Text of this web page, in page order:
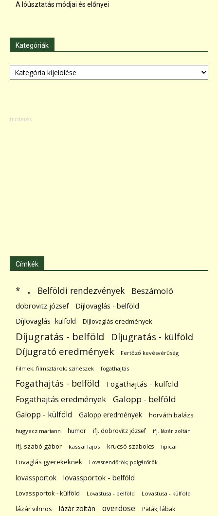
A lóúsztatás módjai és előnyei
Kategóriák
Kategóriák
Címkék
* . Belföldi rendezvények Beszámoló
dobrovitz józsef
Díjlovaglás - belföld
Díjlovaglás- külföld
Díjlovaglás eredmények
Díjugratás - belföld Díjugratás - külföld
Díjugrató eredmények Fertőző kevésvérűség
Filmek; filmsztárok; színészek fogathajtás
Fogathajtás - belföld Fogathajtás - külföld
Fogathajtás eredmények Galopp - belföld
Galopp - külföld Galopp eredmények horváth balázs
hugyecz mariann humor ifj. dobrovitz józsef ifj. lázár zoltán
ifj. szabó gábor kassai lajos krucsó szabolcs lipicai
Lovaglás gyerekeknek Lovasrendőrök; polgárőrök
lovassportok lovassportok - belföld
Lovassportok - külföld Lovastusa - belföld Lovastusa - külföld
lázár vilmos lázár zoltán overdose Paták; lábak